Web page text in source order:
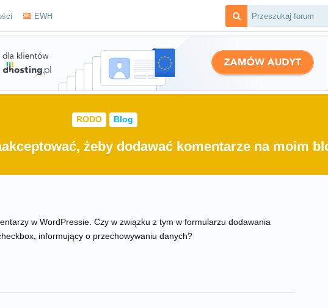
EWH
RODO Blog
żeby dodawać komentarze na moim
w WordPressie. Czy w związku z tym w formularzu dodawania
informujący o przechowywaniu danych?